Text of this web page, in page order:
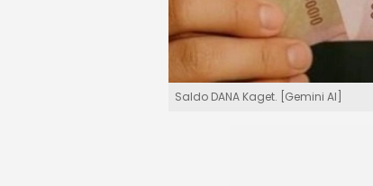
Saldo DANA Kaget. [Gemini AI]